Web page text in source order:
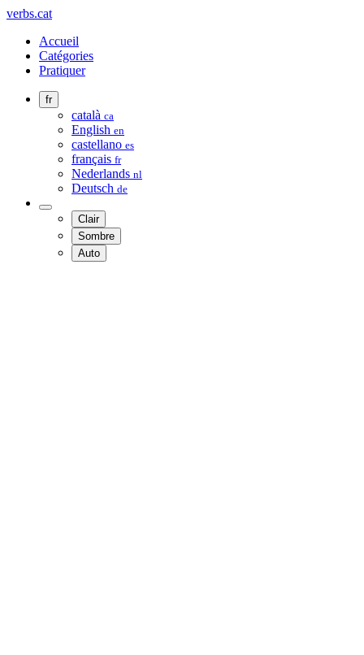
verbs.cat
Accueil
Catégories
Pratiquer
fr
català ca
English en
castellano es
français fr
Nederlands nl
Deutsch de
Clair
Sombre
Auto